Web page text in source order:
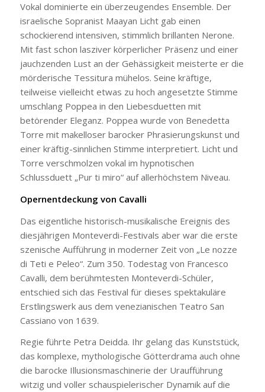
Vokal dominierte ein überzeugendes Ensemble. Der
israelische Sopranist Maayan Licht gab einen
schockierend intensiven, stimmlich brillanten Nerone.
Mit fast schon lasziver körperlicher Präsenz und einer
jauchzenden Lust an der Gehässigkeit meisterte er die
mörderische Tessitura mühelos. Seine kräftige,
teilweise vielleicht etwas zu hoch angesetzte Stimme
umschlang Poppea in den Liebesduetten mit
betörender Eleganz. Poppea wurde von Benedetta
Torre mit makelloser barocker Phrasierungskunst und
einer kräftig-sinnlichen Stimme interpretiert. Licht und
Torre verschmolzen vokal im hypnotischen
Schlussduett „Pur ti miro“ auf allerhöchstem Niveau.
Opernentdeckung von Cavalli
Das eigentliche historisch-musikalische Ereignis des
diesjährigen Monteverdi-Festivals aber war die erste
szenische Aufführung in moderner Zeit von „Le nozze
di Teti e Peleo“. Zum 350. Todestag von Francesco
Cavalli, dem berühmtesten Monteverdi-Schüler,
entschied sich das Festival für dieses spektakuläre
Erstlingswerk aus dem venezianischen Teatro San
Cassiano von 1639.
Regie führte Petra Deidda. Ihr gelang das Kunststück,
das komplexe, mythologische Götterdrama auch ohne
die barocke Illusionsmaschinerie der Uraufführung
witzig und voller schauspielerischer Dynamik auf die